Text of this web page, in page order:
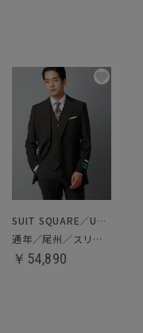
SUIT SQUARE／UNIVERSAL LANGUAGE
通年／尾州／スリーピーススーツ
￥54,890